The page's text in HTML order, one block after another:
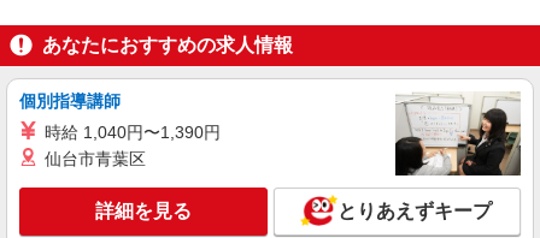
アルバイト
KINJI used clothing
アルバイト：時給1,180円〜 ※経験・能力によ
り優遇します。
大阪府大阪市北区角田町5-15 HEP FIVE 3F
詳細を見る
あなたにおすすめの求人情報
個別指導講師
時給 1,040円〜1,390円
仙台市青葉区
詳細を見る とりあえずキープ